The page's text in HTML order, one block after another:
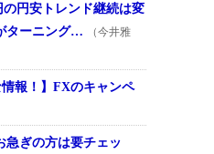
円安トレンド継続は変
ターニング…
（今井雅
情報！】FXのキャンペ
急ぎの方は要チェッ